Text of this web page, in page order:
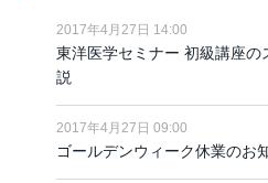
2017年4月27日 14:00
東洋医学セミナー 初級講座の
説
2017年4月27日 09:00
ゴールデンウィーク休業のお